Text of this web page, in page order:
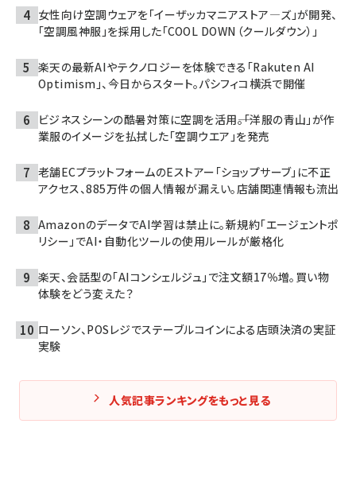
女性向け空調ウェアを「イーザッカマニアストア―ズ」が開発、
「空調風神服」を採用した「COOL DOWN（クールダウン）」
楽天の最新AIやテクノロジーを体験できる「Rakuten AI
Optimism」、今日からスタート。パシフィコ横浜で開催
ビジネスシーンの酷暑対策に空調を活用――。「洋服の青山」が作
業服のイメージを払拭した「空調ウエア」を発売
老舗ECプラットフォームのEストアー「ショップサーブ」に不正
アクセス、885万件の個人情報が漏えい。店舗関連情報も流出
AmazonのデータでAI学習は禁止に。新規約「エージェントポ
リシー」でAI・自動化ツールの使用ルールが厳格化
楽天、会話型の「AIコンシェルジュ」で注文額17％増。買い物
体験をどう変えた？
ローソン、POSレジでステーブルコインによる店頭決済の実証
実験
人気記事ランキングをもっと見る